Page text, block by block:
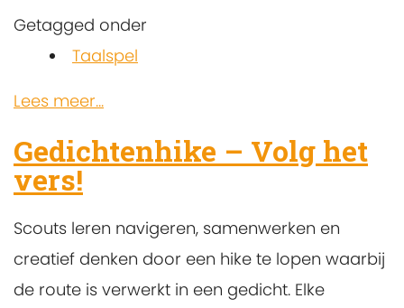
Getagged onder
Taalspel
Lees meer...
Gedichtenhike – Volg het
vers!
Scouts leren navigeren, samenwerken en
creatief denken door een hike te lopen waarbij
de route is verwerkt in een gedicht. Elke